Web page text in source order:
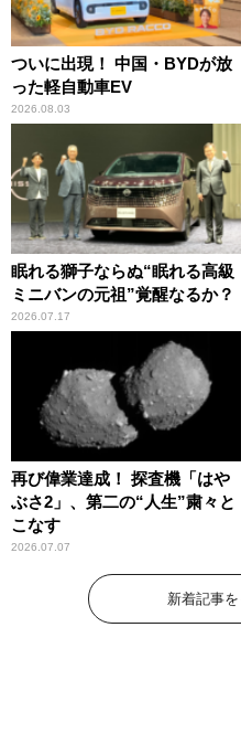
ついに出現！ 中国・BYDが放
った軽自動車EV
2026.08.03
眠れる獅子ならぬ“眠れる高級
ミニバンの元祖”覚醒なるか？
2026.07.17
再び偉業達成！ 探査機「はや
ぶさ2」、第二の“人生”粛々と
こなす
2026.07.07
新着記事